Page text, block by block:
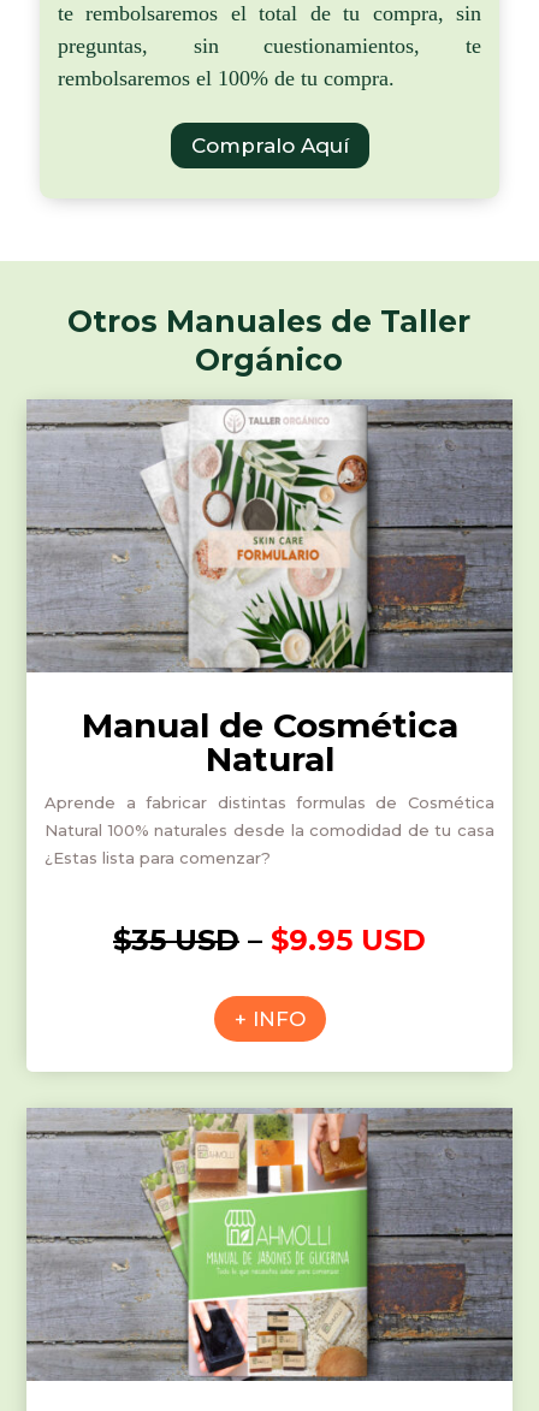
te rembolsaremos el total de tu compra, sin
preguntas, sin cuestionamientos, te
rembolsaremos el 100% de tu compra.
Compralo Aquí
Otros Manuales de Taller
Orgánico
Manual de Cosmética
Natural
Aprende a fabricar distintas formulas de Cosmética
Natural 100% naturales desde la comodidad de tu casa
¿Estas lista para comenzar?
$35 USD – $9.95 USD
+ INFO